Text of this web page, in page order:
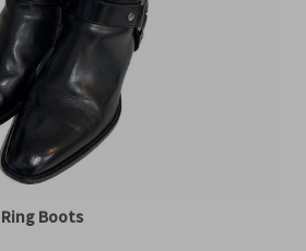
Ring Boots